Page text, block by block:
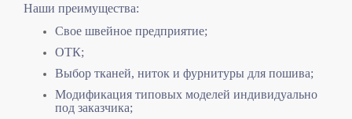
Наши преимущества:
Свое швейное предприятие;
ОТК;
Выбор тканей, ниток и фурнитуры для пошива;
Модификация типовых моделей индивидуально
под заказчика;